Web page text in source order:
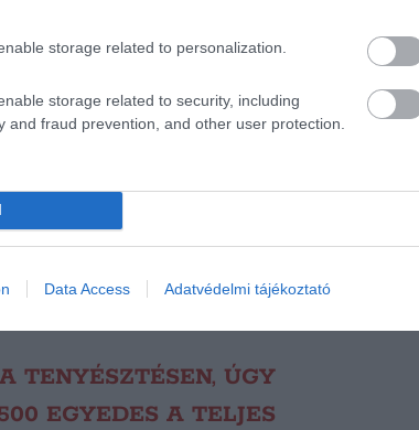
storage related to personalization.
storage related to security, including
and fraud prevention, and other user protection.
Data Access Adatvédelmi tájékoztató
TENYÉSZTÉSEN, ÚGY
EGYEDES A TELJES